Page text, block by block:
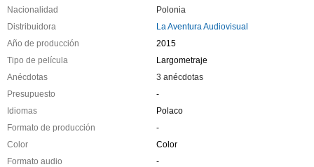
Nacionalidad
Polonia
Distribuidora
La Aventura Audiovisual
Año de producción
2015
Tipo de película
Largometraje
Anécdotas
3 anécdotas
Presupuesto
-
Idiomas
Polaco
Formato de producción
-
Color
Color
Formato audio
-